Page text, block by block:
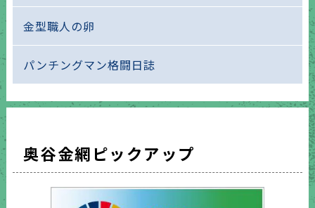
金型職人の卵
パンチングマン格闘日誌
奥谷金網ピックアップ